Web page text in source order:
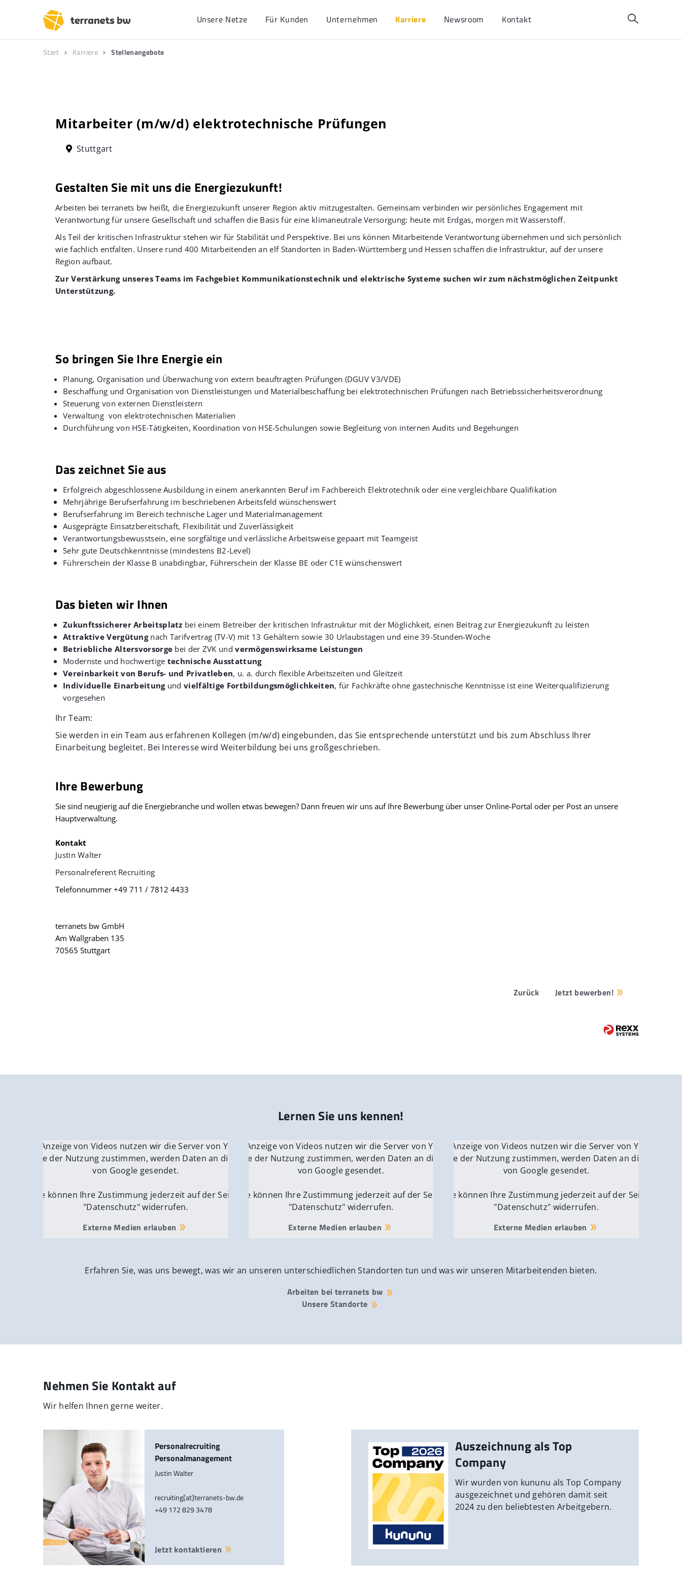
Unsere Netze Für Kunden Unternehmen Karriere Newsroom Kontakt
Start Karriere Stellenangebote
Mitarbeiter (m/w/d) elektrotechnische Prüfungen
Stuttgart
Gestalten Sie mit uns die Energiezukunft!
Arbeiten bei terranets bw heißt, die Energiezukunft unserer Region aktiv mitzugestalten. Gemeinsam verbinden wir persönliches Engagement mit
Verantwortung für unsere Gesellschaft und schaffen die Basis für eine klimaneutrale Versorgung: heute mit Erdgas, morgen mit Wasserstoff.
Als Teil der kritischen Infrastruktur stehen wir für Stabilität und Perspektive. Bei uns können Mitarbeitende Verantwortung übernehmen und sich persönlich
wie fachlich entfalten. Unsere rund 400 Mitarbeitenden an elf Standorten in Baden-Württemberg und Hessen schaffen die Infrastruktur, auf der unsere
Region aufbaut.
Zur Verstärkung unseres Teams im Fachgebiet Kommunikationstechnik und elektrische Systeme suchen wir zum nächstmöglichen Zeitpunkt
Unterstützung.
So bringen Sie Ihre Energie ein
Planung, Organisation und Überwachung von extern beauftragten Prüfungen (DGUV V3/VDE)
Beschaffung und Organisation von Dienstleistungen und Materialbeschaffung bei elektrotechnischen Prüfungen nach Betriebssicherheitsverordnung
Steuerung von externen Dienstleistern
Verwaltung von elektrotechnischen Materialien
Durchführung von HSE-Tätigkeiten, Koordination von HSE-Schulungen sowie Begleitung von internen Audits und Begehungen
Das zeichnet Sie aus
Erfolgreich abgeschlossene Ausbildung in einem anerkannten Beruf im Fachbereich Elektrotechnik oder eine vergleichbare Qualifikation
Mehrjährige Berufserfahrung im beschriebenen Arbeitsfeld wünschenswert
Berufserfahrung im Bereich technische Lager und Materialmanagement
Ausgeprägte Einsatzbereitschaft, Flexibilität und Zuverlässigkeit
Verantwortungsbewusstsein, eine sorgfältige und verlässliche Arbeitsweise gepaart mit Teamgeist
Sehr gute Deutschkenntnisse (mindestens B2-Level)
Führerschein der Klasse B unabdingbar, Führerschein der Klasse BE oder C1E wünschenswert
Das bieten wir Ihnen
Zukunftssicherer Arbeitsplatz bei einem Betreiber der kritischen Infrastruktur mit der Möglichkeit, einen Beitrag zur Energiezukunft zu leisten
Attraktive Vergütungnach Tarifvertrag (TV-V) mit 13 Gehältern sowie 30 Urlaubstagen und eine 39-Stunden-Woche
Betriebliche Altersvorsorge bei der ZVK undvermögenswirksame Leistungen
Modernste und hochwertige technische Ausstattung
Vereinbarkeit von Berufs- und Privatleben, u. a. durch flexible Arbeitszeiten und Gleitzeit
Individuelle Einarbeitungund vielfältige Fortbildungsmöglichkeiten, für Fachkräfte ohne gastechnische Kenntnisse ist eine Weiterqualifizierung
vorgesehen
Ihr Team:
Sie werden in ein Team aus erfahrenen Kollegen (m/w/d) eingebunden, das Sie entsprechende unterstützt und bis zum Abschluss Ihrer
Einarbeitung begleitet. Bei Interesse wird Weiterbildung bei uns großgeschrieben.
Ihre Bewerbung
Sie sind neugierig auf die Energiebranche und wollen etwas bewegen? Dann freuen wir uns auf Ihre Bewerbung über unser Online-Portal oder per Post an unsere
Hauptverwaltung.
Kontakt
Justin Walter
Personalreferent Recruiting
Telefonnummer +49 711 / 7812 4433
terranets bw GmbH
Am Wallgraben 135
70565 Stuttgart
Zurück Jetzt bewerben!
Lernen Sie uns kennen!
Für die Anzeige von Videos nutzen wir die Server von YouTube.
Wenn Sie der Nutzung zustimmen, werden Daten an die Server
von Google gesendet.
Sie können Ihre Zustimmung jederzeit auf der Seite
"Datenschutz" widerrufen.
Externe Medien erlauben
Für die Anzeige von Videos nutzen wir die Server von YouTube.
Wenn Sie der Nutzung zustimmen, werden Daten an die Server
von Google gesendet.
Sie können Ihre Zustimmung jederzeit auf der Seite
"Datenschutz" widerrufen.
Externe Medien erlauben
Für die Anzeige von Videos nutzen wir die Server von YouTube.
Wenn Sie der Nutzung zustimmen, werden Daten an die Server
von Google gesendet.
Sie können Ihre Zustimmung jederzeit auf der Seite
"Datenschutz" widerrufen.
Externe Medien erlauben
Erfahren Sie, was uns bewegt, was wir an unseren unterschiedlichen Standorten tun und was wir unseren Mitarbeitenden bieten.
Arbeiten bei terranets bw
Unsere Standorte
Nehmen Sie Kontakt auf
Wir helfen Ihnen gerne weiter.
Personalrecruiting
Personalmanagement
Justin Walter
recruiting[at]terranets-bw.de
+49 172 829 3478
Jetzt kontaktieren
Auszeichnung als Top
Company
Wir wurden von kununu als Top Company
ausgezeichnet und gehören damit seit
2024 zu den beliebtesten Arbeitgebern.